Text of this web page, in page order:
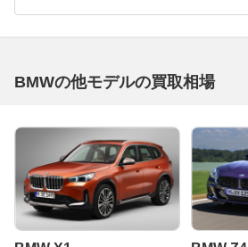
BMWの他モデルの買取相場